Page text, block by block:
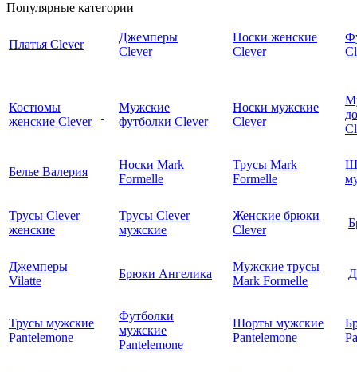
Популярные категории
Платья Clever
Джемперы
Clever
Носки женские
Clever
Костюмы
женские Clever
Мужские
футболки Clever
Носки мужские
Clever
Белье Валерия
Носки Mark
Formelle
Трусы Mark
Formelle
Трусы Clever
женские
Трусы Clever
мужские
Женские брюки
Clever
Джемперы
Vilatte
Брюки Ангелика
Мужские трусы
Mark Formelle
Трусы мужские
Pantelemone
Футболки
мужские
Pantelemone
Шорты мужские
Pantelemone